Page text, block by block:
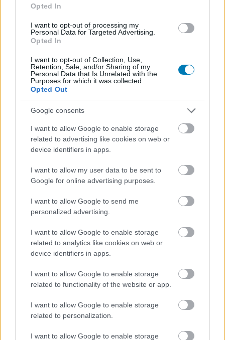
Opted In
I want to opt-out of processing my
Personal Data for Targeted Advertising.
Opted In
I want to opt-out of Collection, Use,
Retention, Sale, and/or Sharing of my
Personal Data that Is Unrelated with the
Purposes for which it was collected.
Opted Out
Google consents
I want to allow Google to enable storage
related to advertising like cookies on web or
device identifiers in apps.
I want to allow my user data to be sent to
Google for online advertising purposes.
I want to allow Google to send me
personalized advertising.
I want to allow Google to enable storage
related to analytics like cookies on web or
device identifiers in apps.
I want to allow Google to enable storage
related to functionality of the website or app.
I want to allow Google to enable storage
related to personalization.
I want to allow Google to enable storage
bizonyította: a közönség hajlandó beülni egy hosszú,
van tálalva. Az Odüsszeia viszont másfajta próba lesz,
hiszen itt nem modern történelmi drámáról, hanem egy
klasszikus mitológiai eposz újrafogalmazásáról van szó.
A film 2026 júliusában érkezik, vagyis a nyári moziszezon
egyik legnagyobb dobásának szánják. Abban az
időszakban több hatalmas blockbuster is versenyez
majd a nézőkért, de Nolan neve, az IMAX-látvány, a
brutális szereplőgárda és a klasszikus alapanyag együtt
könnyen olyan kombináció lehet, amely kiemeli a
mezőnyből. Ha Az Odüsszeia beváltja az ígéreteit, akkor
nemcsak Nolan egyik legdrágább filmje lesz, hanem akár
az egyik legnagyobb szabású is.
hangulata – Jön a második forduló! (X)
Július végén folytatódik a balatoni strandröplabda-
sorozat.
#the odyssey #odüsszeia
#christopher nolan
#elon musk